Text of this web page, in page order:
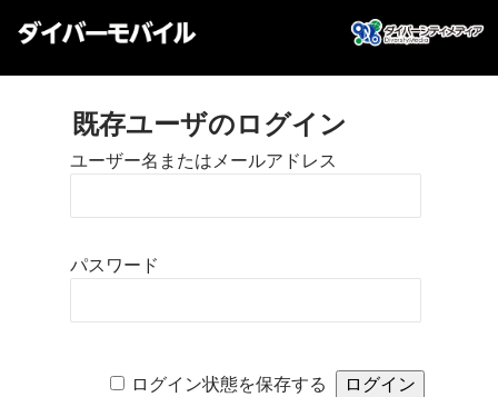
既存ユーザのログイン
ユーザー名またはメールアドレス
パスワード
ログイン状態を保存する